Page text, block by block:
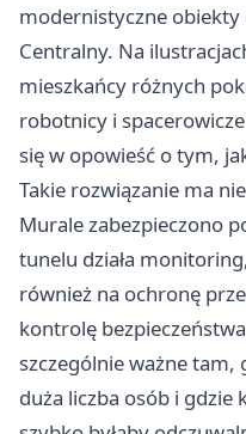
modernistyczne obiekty
Centralny. Na
mieszkańcy różnych
robotnicy i spacerowicze
się w opowieść o tym,
Takie rozwiązanie ma
Murale zabezpieczono
tunelu działa
również na ochronę
kontrolę
szczególnie ważne tam,
duża liczba osób i